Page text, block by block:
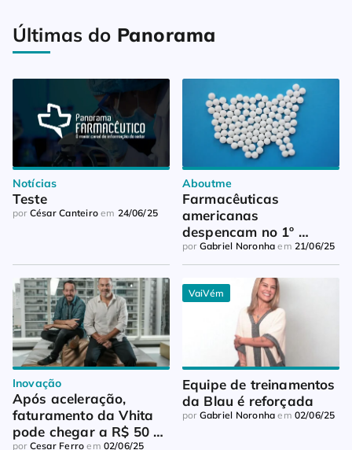
Últimas do Panorama
Notícias
Teste
por César Canteiro em 24/06/25
Aboutme
Farmacêuticas
americanas
despencam no 1º
trimestre
por Gabriel Noronha em 21/06/25
Inovação
Após aceleração,
faturamento da Vhita
pode chegar a R$ 50
por Cesar Ferro em 02/06/25
VaiVém
Equipe de treinamentos
da Blau é reforçada
por Gabriel Noronha em 02/06/25